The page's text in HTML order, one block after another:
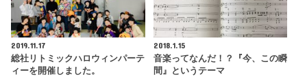
2019.11.17
総社リトミックハロウィンパーテ
ィーを開催しました。
2018.1.15
音楽ってなんだ！？『今、この瞬
間』というテーマ